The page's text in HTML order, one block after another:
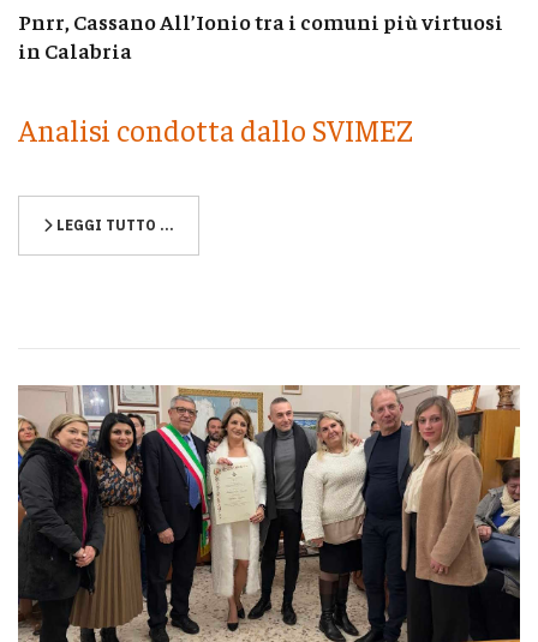
Pnrr, Cassano All’Ionio tra i comuni più virtuosi
in Calabria
Analisi condotta dallo SVIMEZ
LEGGI TUTTO …